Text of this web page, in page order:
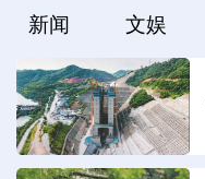
新闻 文娱